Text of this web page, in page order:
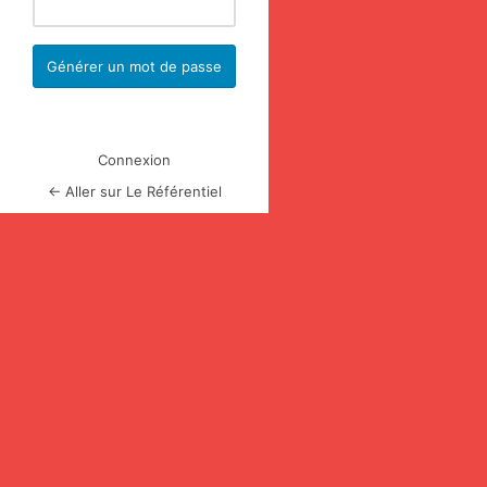
Connexion
← Aller sur Le Référentiel